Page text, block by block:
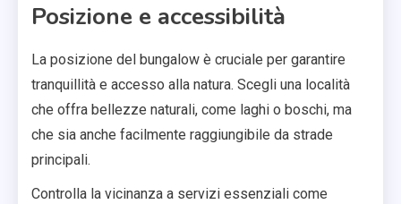
Posizione e accessibilità
La posizione del bungalow è cruciale per garantire
tranquillità e accesso alla natura. Scegli una località
che offra bellezze naturali, come laghi o boschi, ma
che sia anche facilmente raggiungibile da strade
principali.
Controlla la vicinanza a servizi essenziali come